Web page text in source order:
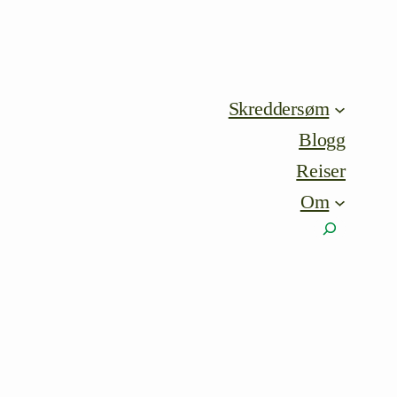
Skreddersøm
Blogg
Reiser
Om
Søk